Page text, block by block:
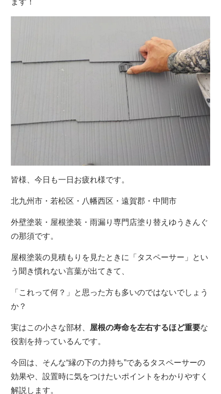
ます！
皆様、今日も一日お疲れ様です。
北九州市・若松区・八幡西区・遠賀郡・中間市
外壁塗装・屋根塗装・雨漏り専門店塗り替えゆうきんぐ
の那須です。
屋根塗装の見積もりを見たときに「タスペーサー」とい
う聞き慣れない言葉が出てきて、
「これって何？」と思った方も多いのではないでしょう
か？
実はこの小さな部材、 屋根の寿命を左右するほど重要な
役割を持っているんです。
今回は、そんな“縁の下の力持ち”であるタスペーサーの
効果や、設置時に気をつけたいポイントをわかりやすく
解説します。